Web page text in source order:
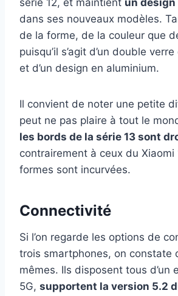
série 12, et maintient un
dans ses nouveaux modèles.
de la forme, de la couleur que
puisqu’il s’agit d’un double
et d’un design en aluminium.
Il convient de noter une petite
peut ne pas plaire à tout le
les bords de la série 13 sont
contrairement à ceux du Xiaomi
formes sont incurvées.
Connectivité
Si l’on regarde les options de
trois smartphones, on constate
mêmes. Ils disposent tous d’un
5G, supportent la version 5.2